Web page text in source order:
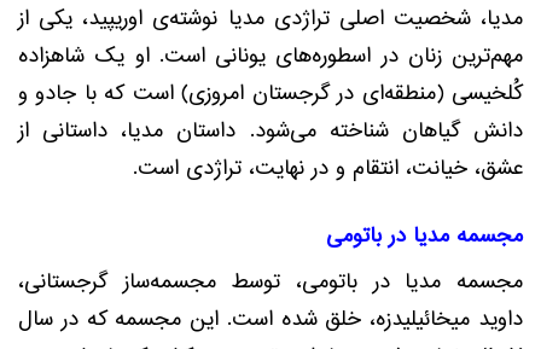
مدیا، شخصیت اصلی تراژدی مدیا نوشته‌ی اوریپید، یکی از
مهم‌ترین زنان در اسطوره‌های یونانی است. او یک شاهزاده
کُلخیسی (منطقه‌ای در گرجستان امروزی) است که با جادو و
دانش گیاهان شناخته می‌شود. داستان مدیا، داستانی از
عشق، خیانت، انتقام و در نهایت، تراژدی است.
مجسمه مدیا در باتومی
مجسمه مدیا در باتومی، توسط مجسمه‌ساز گرجستانی،
داوید میخائیلیدزه، خلق شده است. این مجسمه که در سال